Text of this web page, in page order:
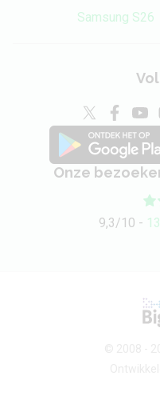
Samsung S26
Onze
9,3/10 -